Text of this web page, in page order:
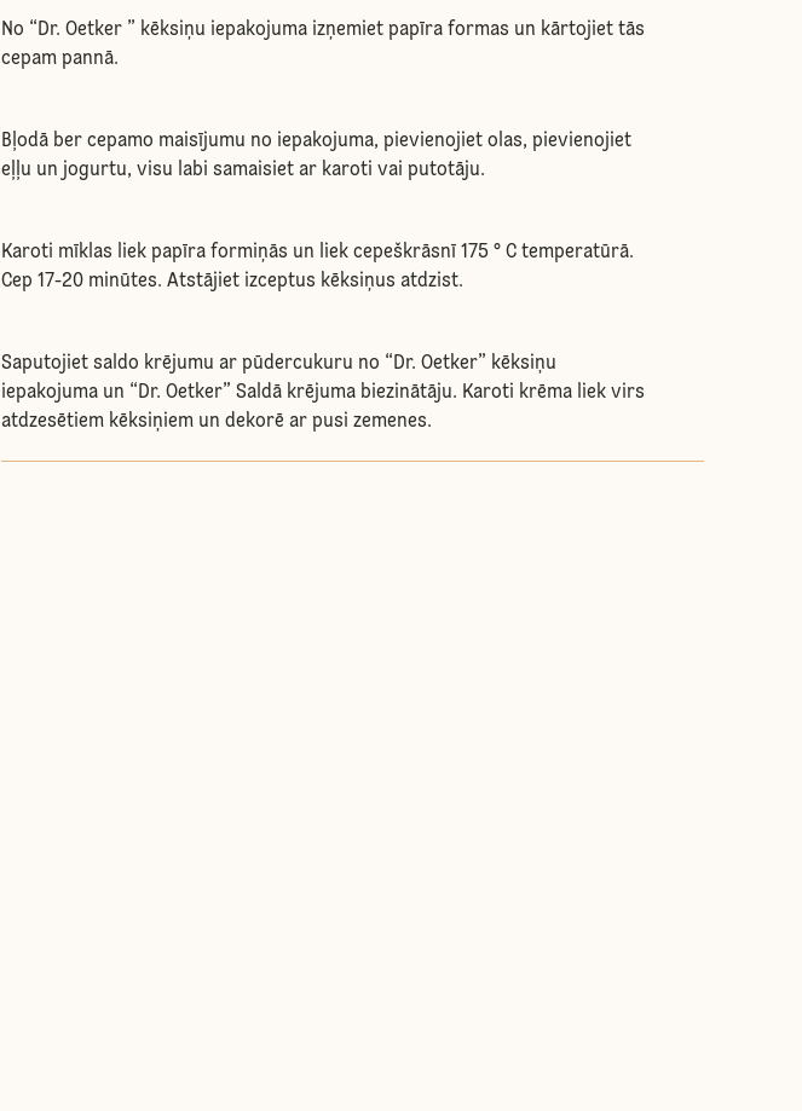
No “Dr. Oetker ” kēksiņu iepakojuma izņemiet papīra formas un kārtojiet tās
cepam pannā.
Bļodā ber cepamo maisījumu no iepakojuma, pievienojiet olas, pievienojiet
eļļu un jogurtu, visu labi samaisiet ar karoti vai putotāju.
Karoti mīklas liek papīra formiņās un liek cepeškrāsnī 175 ° C temperatūrā.
Cep 17-20 minūtes. Atstājiet izceptus kēksiņus atdzist.
Saputojiet saldo krējumu ar pūdercukuru no “Dr. Oetker” kēksiņu
iepakojuma un “Dr. Oetker” Saldā krējuma biezinātāju. Karoti krēma liek virs
atdzesētiem kēksiņiem un dekorē ar pusi zemenes.